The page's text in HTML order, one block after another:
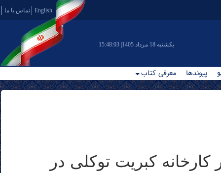
English تماس با ما
15:48:03 |يکشنبه 18 مرداد 1405
پیوندها معرفی کتاب
کارخانه کبریت توکلی در